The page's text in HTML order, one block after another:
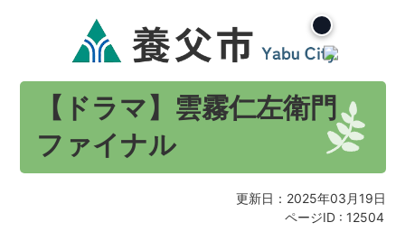
【ドラマ】雲霧仁左衛門
ファイナル
更新日：2025年03月19日
ページID : 12504